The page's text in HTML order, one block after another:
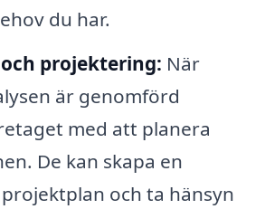
du har.
projektering: När
är genomförd
med att planera
De kan skapa en
och ta hänsyn